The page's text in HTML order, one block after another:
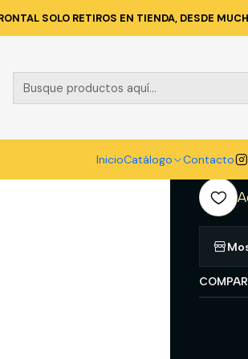
InicioCatálogo Contacto
SOLO RETIROS EN TIENDA, DESDE
Y CORPORATIVA ACCESORIOS
|
Cantidad